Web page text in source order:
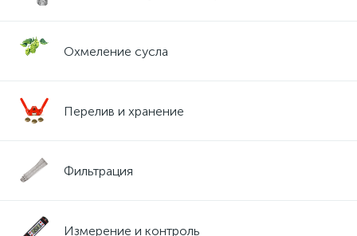
Охмеление сусла
Перелив и хранение
Фильтрация
Измерение и контроль